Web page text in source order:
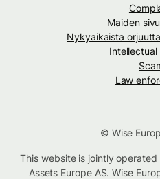
Maiden
Nykyaikaista
Law
© Wise
This website is jointly operated
Assets Europe AS. Wise